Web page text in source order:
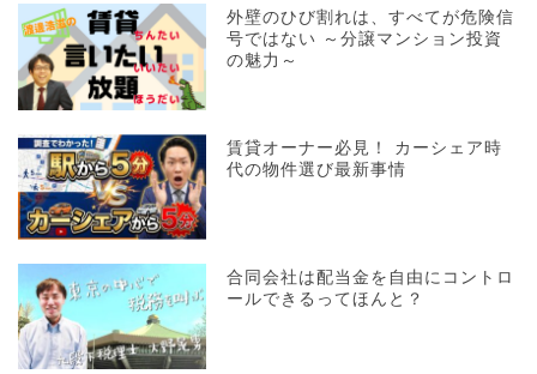
外壁のひび割れは、すべてが危険信
号ではない ～分譲マンション投資
の魅力～
賃貸オーナー必見！ カーシェア時
代の物件選び最新事情
合同会社は配当金を自由にコントロ
ールできるってほんと？